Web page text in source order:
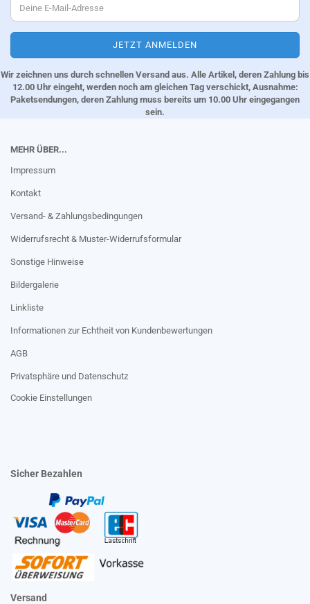
Wir zeichnen uns durch schnellen Versand aus. Alle Artikel, deren Zahlung bis
12.00 Uhr eingeht, werden noch am gleichen Tag verschickt, Ausnahme:
Paketsendungen, deren Zahlung muss bereits um 10.00 Uhr eingegangen
sein.
MEHR ÜBER...
Impressum
Kontakt
Versand- & Zahlungsbedingungen
Widerrufsrecht & Muster-Widerrufsformular
Sonstige Hinweise
Bildergalerie
Linkliste
Informationen zur Echtheit von Kundenbewertungen
AGB
Privatsphäre und Datenschutz
Cookie Einstellungen
Sicher Bezahlen
Versand